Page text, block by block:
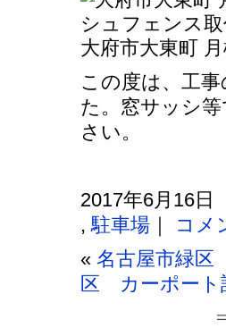
大府市大東町
この度は、工
た。窓サッシ
さい。
2017年6月16
,駐車場 ｜
コメ
« 名古屋市緑
区 カーポート